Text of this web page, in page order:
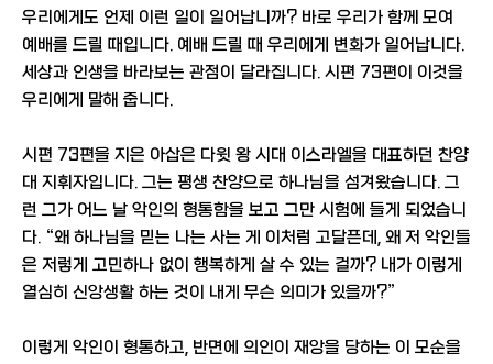
우리에게도 언제 이런 일이 일어납니까? 바로 우리가 함께 모여
예배를 드릴 때입니다. 예배 드릴 때 우리에게 변화가 일어납니다.
세상과 인생을 바라보는 관점이 달라집니다. 시편 73편이 이것을
우리에게 말해 줍니다.
시편 73편을 지은 아삽은 다윗 왕 시대 이스라엘을 대표하던 찬양
대 지휘자입니다. 그는 평생 찬양으로 하나님을 섬겨왔습니다. 그
런 그가 어느 날 악인의 형통함을 보고 그만 시험에 들게 되었습니
다. “왜 하나님을 믿는 나는 사는 게 이처럼 고달픈데, 왜 저 악인들
은 저렇게 고민하나 없이 행복하게 살 수 있는 걸까? 내가 이렇게
열심히 신앙생활 하는 것이 내게 무슨 의미가 있을까?”
이렇게 악인이 형통하고, 반면에 의인이 재앙을 당하는 이 모순을